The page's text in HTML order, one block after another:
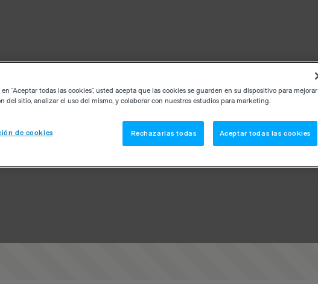
“Aceptar todas las cookies”, usted acepta que las cookies se guarden en su dispositivo para mejorar
del sitio, analizar el uso del mismo, y colaborar con nuestros estudios para marketing.
de cookies Rechazarlas todas Aceptar todas las cookies